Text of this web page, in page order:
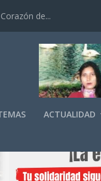
de...
ACTUALIDAD